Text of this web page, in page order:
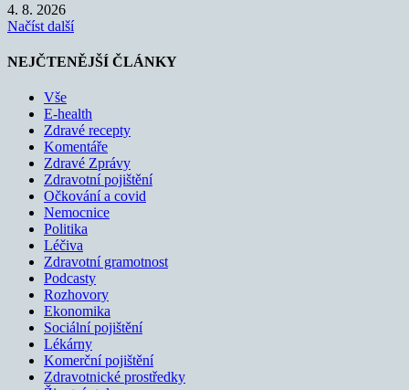
4. 8. 2026
Načíst další
NEJČTENĚJŠÍ ČLÁNKY
Vše
E-health
Zdravé recepty
Komentáře
Zdravé Zprávy
Zdravotní pojištění
Očkování a covid
Nemocnice
Politika
Léčiva
Zdravotní gramotnost
Podcasty
Rozhovory
Ekonomika
Sociální pojištění
Lékárny
Komerční pojištění
Zdravotnické prostředky